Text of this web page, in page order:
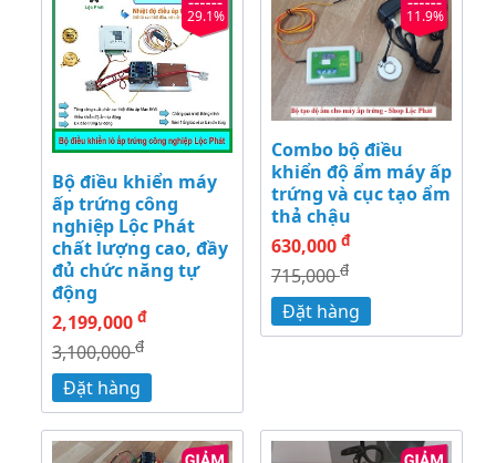
29.1%
Bộ điều khiển máy
ấp trứng công
nghiệp Lộc Phát
chất lượng cao, đầy
đủ chức năng tự
động
2,199,000 đ
3,100,000đ
Đặt hàng
11.9%
Combo bộ điều
khiển độ ẩm máy ấp
trứng và cục tạo ẩm
thả chậu
630,000 đ
715,000đ
Đặt hàng